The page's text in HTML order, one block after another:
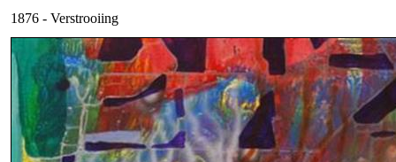
1876 - Verstrooiing